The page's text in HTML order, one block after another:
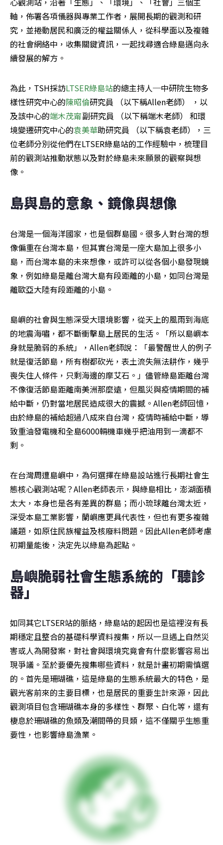
軸，佈署各項儀器與專業工作者，展開長期的觀測和研
究，並捲動居民和廣泛的權益關係人，從科學面以及複雜
的社會網絡中，收集關鍵資訊，一起找尋適合綠島邁向永
續發展的解方。
為此，TSH採訪LTSER綠島站的總主持人─中研院生物多
樣性研究中心的陳昭倫研究員 （以下稱Allen老師） ，以
及該中心的端木茂甯副研究員 （以下稱端木老師） 和環
境變遷研究中心的袁美華助研究員 （以下稱袁老師），三
位老師分別從他們在LTSER綠島站的工作經驗中，梳理目
前的觀測站推動狀態以及對於綠島未來願景的觀察與想
像。
島與島的意象、鏡像與想像
台灣是一個海洋國家，也是個群島國。很多人對台灣的想
像偏重在台灣本島，但其實台灣是一座大島加上很多小
島，而台灣本島的未來想像，或許可以從各個小島發現鏡
象，例如綠島是離台灣大島有段距離的小島，如同台灣是
離歐亞大陸有段距離的小島。
島嶼的社會與生態深受大環境影響，從天上的風雨到海底
的地震海嘯，都不斷衝擊島上居民的生活。「所以島嶼本
身就是脆弱的系統」，Allen老師說：「最警醒世人的例子
就是復活節島，所有樹都砍光，表土流失無法耕作，幾乎
喪失住人條件，只剩海邊的摩艾石。」儘管綠島距離台灣
不像復活節島距離南美洲那麼遠，但風災與疫情期間的補
給中斷，仍對當地居民造成很大的震撼。Allen老師回憶，
由於綠島的補給超過八成來自台灣，疫情時補給中斷，導
致重油發電機和全島6000輛機車幾乎把油用到一滴都不
剩。
在台灣周遭島嶼中，為何選擇在綠島設站進行長期社會生
態核心觀測站呢？Allen老師表示，與綠島相比，澎湖面積
太大，本身也是各有差異的群島；而小琉球離台灣太近，
深受本島工業影響，蘭嶼應更具代表性，但也有更多複雜
議題，如原住民族權益及核廢料問題。因此Allen老師考慮
初期量能後，決定先以綠島為起點。
島嶼脆弱社會生態系統的「聽診
器」
如同其它LTSER站的脈絡，綠島站的起因也是這裡沒有長
期穩定且整合的基礎科學資料搜集，所以一旦遇上自然災
害或人為開發案，對社會與環境究竟會有什麼影響容易出
現爭議。至於要優先搜集哪些資料，就是計畫初期需慎選
的。首先是珊瑚礁，這是綠島的生態系統最大的特色，是
觀光客前來的主要目標，也是居民的重要生計來源，因此
觀測項目包含珊瑚礁本身的多樣性、群聚、白化等，還有
棲息於珊瑚礁的魚類及潮間帶的貝類，這不僅關乎生態重
要性，也影響綠島漁業。